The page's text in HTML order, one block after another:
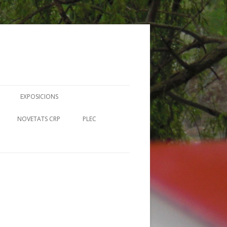
EXPOSICIONS
NOVETATS CRP PLEC